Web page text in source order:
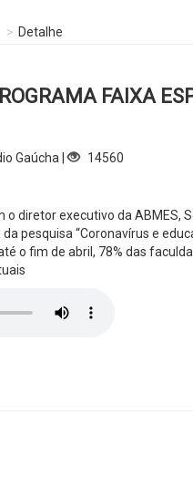
Detalhe
FAIXA
Gaúcha | 14560
o diretor executivo da ABMES,
pesquisa “Coronavírus e
o fim de abril, 78% das